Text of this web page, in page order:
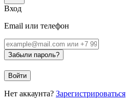
Вход
Email или телефон
Забыли пароль?
Войти
Нет аккаунта? Зарегистрироваться